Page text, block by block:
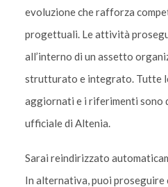
evoluzione che rafforza
progettuali. Le attività
all’interno di un assetto
strutturato e integrato. Tutte
aggiornati e i riferimenti sono
ufficiale di Altenia.
Sarai reindirizzato
In alternativa, puoi proseguire